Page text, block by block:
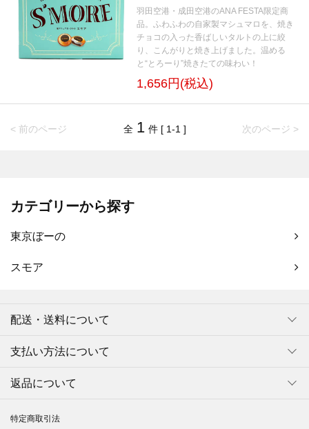
羽田空港・成田空港のANA FESTA限定商
品。ふわふわの自家製マシュマロを、焼き
チョコの入った香ばしいタルトの上に絞
り、こんがりと焼き上げました。温める
と“とろーり”焼きたての味わい！
1,656円(税込)
< 前のページ 次のページ >
全 1 件 [ 1-1 ]
カテゴリーから探す
東京ぼーの
スモア
配送・送料について
支払い方法について
返品について
特定商取引法